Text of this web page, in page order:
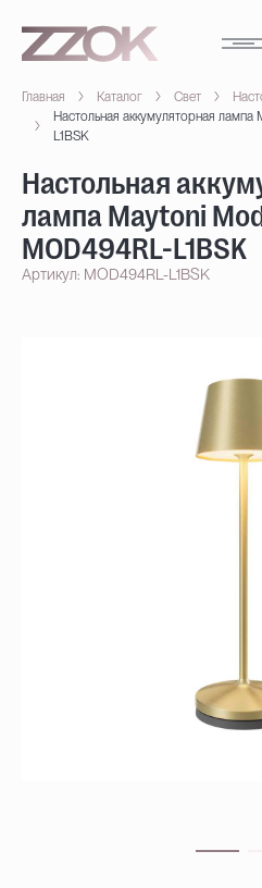
Главная Каталог Свет
Настольная аккумуляторная
L1BSK
Настольная
лампа Maytoni
MOD494RL-L1BSK
Артикул: MOD494RL-L1BSK